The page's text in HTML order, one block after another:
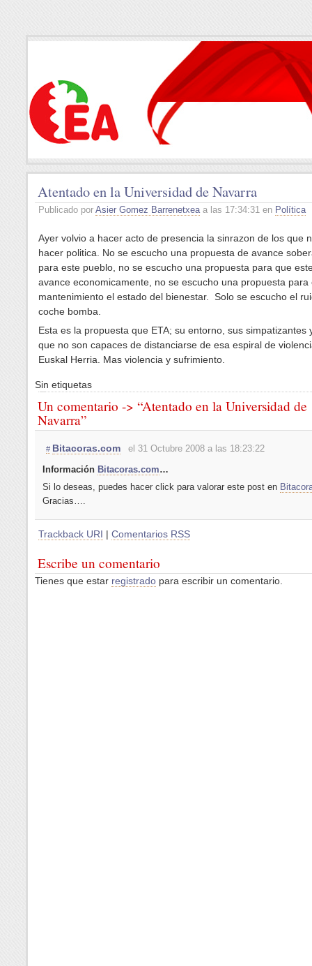
Atentado en la Universidad de Navarra
Publicado por Asier Gomez Barrenetxeaa las 17:34:31 en Política
Ayer volvio a hacer acto de presencia la sinrazon de los que
hacer politica. No se escucho una propuesta de avance
para este pueblo, no se escucho una propuesta para que
avance economicamente, no se escucho una propuesta para
mantenimiento el estado del bienestar. Solo se escucho el
coche bomba.
Esta es la propuesta que ETA; su entorno, sus simpatizantes
que no son capaces de distanciarse de esa espiral de
Euskal Herria. Mas violencia y sufrimiento.
Sin etiquetas
Un comentario -> “Atentado en la Universidad de
Navarra”
# Bitacoras.com
el 31 Octubre 2008 a las 18:23:22
Información Bitacoras.com…
Si lo deseas, puedes hacer click para valorar este post en
Gracias….
Trackback URI | Comentarios RSS
Escribe un comentario
Tienes que estar registrado para escribir un comentario.